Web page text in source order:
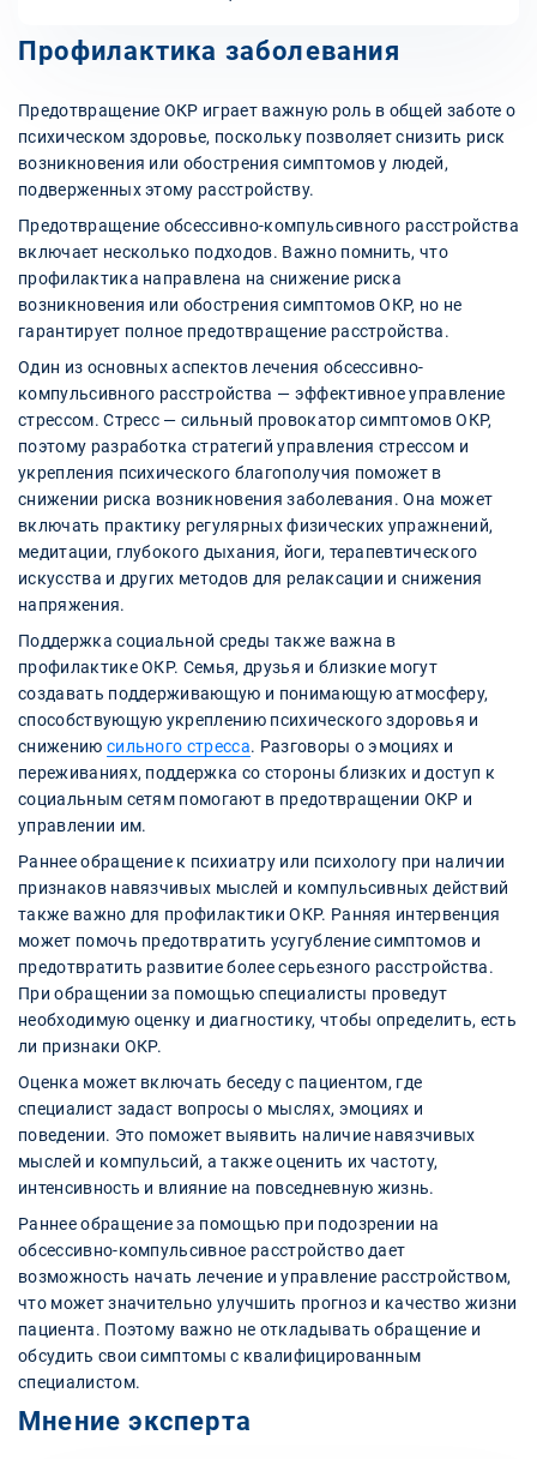
Профилактика заболевания
Предотвращение ОКР играет важную роль в общей заботе о
психическом здоровье, поскольку позволяет снизить риск
возникновения или обострения симптомов у людей,
подверженных этому расстройству.
Предотвращение обсессивно-компульсивного расстройства
включает несколько подходов. Важно помнить, что
профилактика направлена на снижение риска
возникновения или обострения симптомов ОКР, но не
гарантирует полное предотвращение расстройства.
Один из основных аспектов лечения обсессивно-
компульсивного расстройства — эффективное управление
стрессом. Стресс — сильный провокатор симптомов ОКР,
поэтому разработка стратегий управления стрессом и
укрепления психического благополучия поможет в
снижении риска возникновения заболевания. Она может
включать практику регулярных физических упражнений,
медитации, глубокого дыхания, йоги, терапевтического
искусства и других методов для релаксации и снижения
напряжения.
Поддержка социальной среды также важна в
профилактике ОКР. Семья, друзья и близкие могут
создавать поддерживающую и понимающую атмосферу,
способствующую укреплению психического здоровья и
снижению сильного стресса. Разговоры о эмоциях и
переживаниях, поддержка со стороны близких и доступ к
социальным сетям помогают в предотвращении ОКР и
управлении им.
Раннее обращение к психиатру или психологу при наличии
признаков навязчивых мыслей и компульсивных действий
также важно для профилактики ОКР. Ранняя интервенция
может помочь предотвратить усугубление симптомов и
предотвратить развитие более серьезного расстройства.
При обращении за помощью специалисты проведут
необходимую оценку и диагностику, чтобы определить, есть
ли признаки ОКР.
Оценка может включать беседу с пациентом, где
специалист задаст вопросы о мыслях, эмоциях и
поведении. Это поможет выявить наличие навязчивых
мыслей и компульсий, а также оценить их частоту,
интенсивность и влияние на повседневную жизнь.
Раннее обращение за помощью при подозрении на
обсессивно-компульсивное расстройство дает
возможность начать лечение и управление расстройством,
что может значительно улучшить прогноз и качество жизни
пациента. Поэтому важно не откладывать обращение и
обсудить свои симптомы с квалифицированным
специалистом.
Мнение эксперта